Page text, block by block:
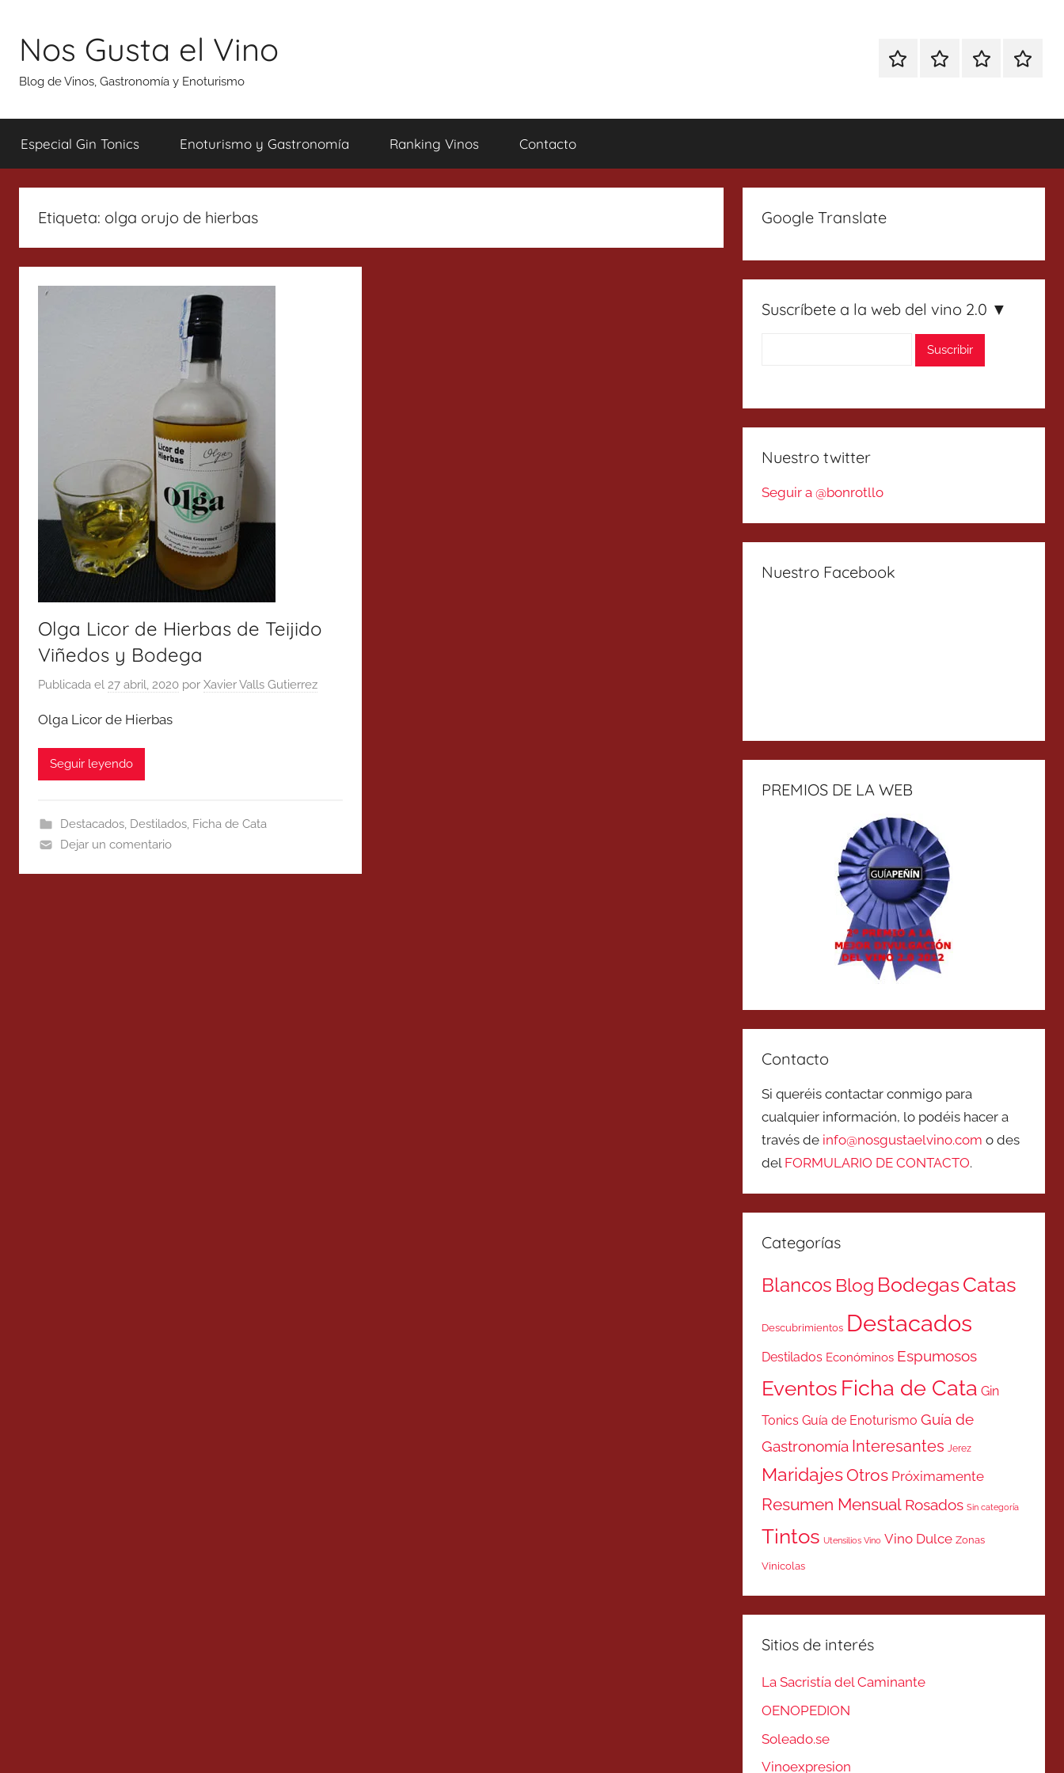
contenido
Nos Gusta el Vino
Blog de Vinos, Gastronomía y Enoturismo
EspecialEnoturismoRanking
Especial Gin Tonics Enoturismo y Gastronomía Ranking Vinos Contacto
Etiqueta: olga orujo de hierbas
Olga Licor de Hierbas de Teijido
Viñedos y Bodega
Publicada el 27 abril, 2020 por Xavier Valls Gutierrez
Olga Licor de Hierbas
Seguir leyendo
Destacados, Destilados, Ficha de Cata
Dejar un comentario
Google Translate
Suscríbete a la web del vino 2.0 ▼
Nuestro twitter
Seguir a @bonrotllo
Nuestro Facebook
PREMIOS DE LA WEB
Contacto
Si queréis contactar conmigo para
cualquier información, lo podéis hacer a
través de info@nosgustaelvino.com o des
del FORMULARIO DE CONTACTO.
Categorías
Blancos Blog BodegasCatas
Descubrimientos Destacados
Destilados Económinos Espumosos
Eventos Ficha de Cata Gin
Tonics Guía de Enoturismo Guía de
Gastronomía Interesantes Jerez
MaridajesOtros Próximamente
Resumen Mensual Rosados Sin categoría
Tintos Utensilios Vino Vino Dulce Zonas
Vinicolas
Sitios de interés
La Sacristía del Caminante
OENOPEDION
Soleado.se
Vinoexpresion